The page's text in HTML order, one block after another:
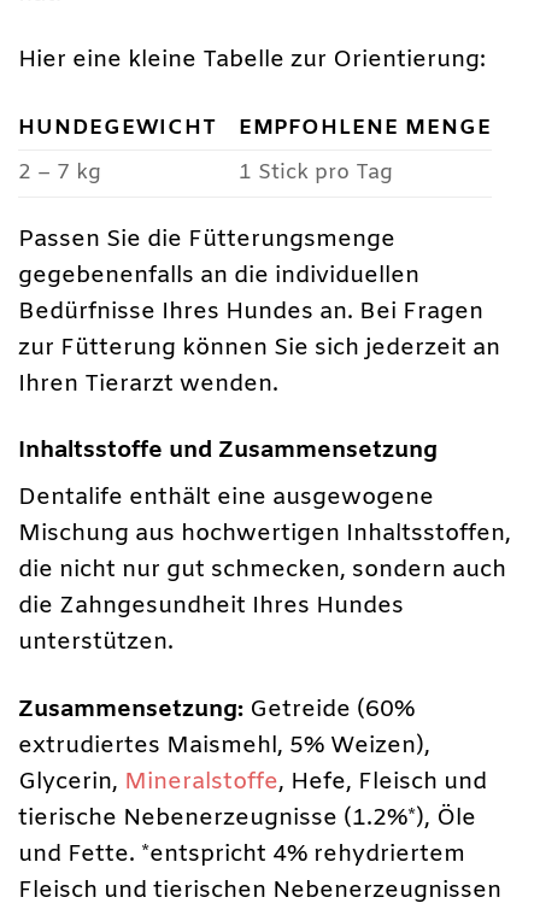
Hier eine kleine Tabelle zur Orientierung:
HUNDEGEWICHT
EMPFOHLENE MENGE
2 – 7 kg
1 Stick pro Tag
Passen Sie die Fütterungsmenge
gegebenenfalls an die individuellen
Bedürfnisse Ihres Hundes an. Bei Fragen
zur Fütterung können Sie sich jederzeit an
Ihren Tierarzt wenden.
Inhaltsstoffe und Zusammensetzung
Dentalife enthält eine ausgewogene
Mischung aus hochwertigen Inhaltsstoffen,
die nicht nur gut schmecken, sondern auch
die Zahngesundheit Ihres Hundes
unterstützen.
Zusammensetzung: Getreide (60%
extrudiertes Maismehl, 5% Weizen),
Glycerin, Mineralstoffe, Hefe, Fleisch und
tierische Nebenerzeugnisse (1.2%*), Öle
und Fette. *entspricht 4% rehydriertem
Fleisch und tierischen Nebenerzeugnissen